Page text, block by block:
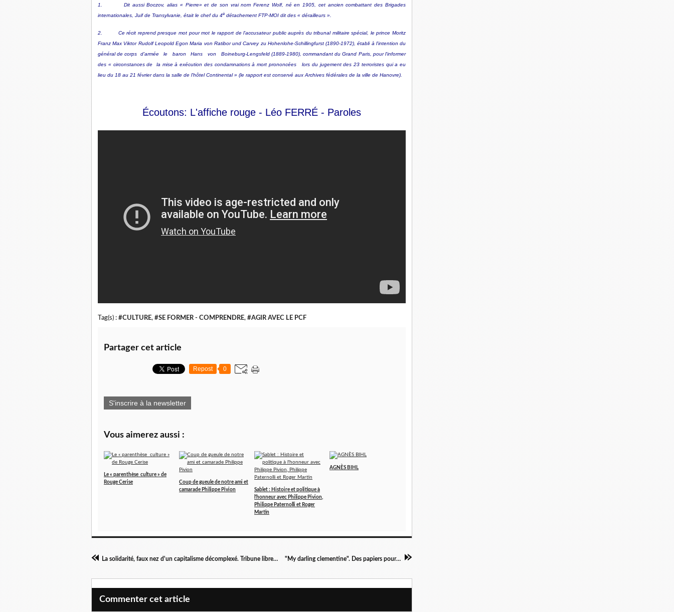
1. Dit aussi Boczov, alias « Pierre» et de son vrai nom Ferenz Wolf, né en 1905, cet ancien combattant des Brigades
internationales, Juif de Transylvanie, était le chef du 4èdétachement FTP-MOI dit des « dérailleurs ».
2. Ce récit reprend presque mot pour mot le rapport de l'accusateur public auprès du tribunal militaire spécial, le prince Moritz
Franz Max Viktor Rudolf Leopold Egon Maria von Ratibor und Carvey zu Hohenlohe-Schillingfurst (1890-1972), établi à l'intention du
général de corps d'armée le baron Hans von Boineburg-Lengsfeld (1889-1980), commandant du Grand Paris, pour l'informer
des « circonstances de la mise à exécution des condamnations à mort prononcées lors du jugement des 23 terroristes qui a eu
lieu du 18 au 21 février dans la salle de l'hôtel Continental » (le rapport est conservé aux Archives fédérales de la ville de Hanovre).
Écoutons: L'affiche rouge - Léo FERRÉ - Paroles
Tag(s) : #CULTURE, #SE FORMER - COMPRENDRE, #AGIR AVEC LE PCF
Partager cet article
Repost 0
S'inscrire à la newsletter
Vous aimerez aussi :
Le « parenthèse culture » de
Rouge Cerise
Coup de gueule de notre ami et
camarade Philippe Pivion
Sablet : Histoire et politique à
l'honneur avec Philippe Pivion,
Philippe Paternolli et Roger
Martin
AGNÈS BIHL
La solidarité, faux nez d'un capitalisme décomplexé. Tribune libre de B.R "My darling clementine". Des papiers pour tous!
Commenter cet article